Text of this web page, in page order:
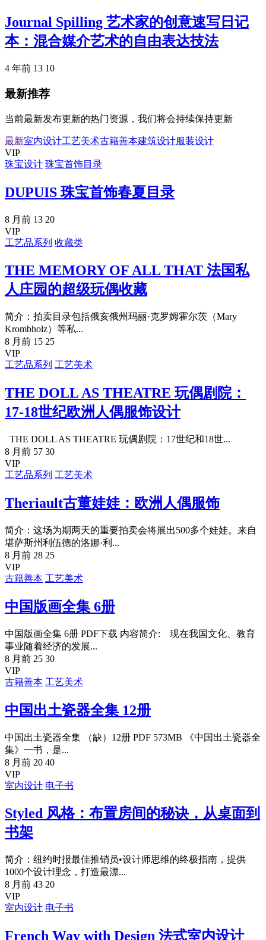
Journal Spilling 艺术家的创意速写日记
本：混合媒介艺术的自由表达技法
4 年前 13 10
最新推荐
当前最新发布更新的热门资源，我们将会持续保持更新
最新室内设计工艺美术古籍善本建筑设计服装设计
VIP
珠宝设计 珠宝首饰目录
DUPUIS 珠宝首饰春夏目录
8 月前 13 20
VIP
工艺品系列 收藏类
THE MEMORY OF ALL THAT 法国私
人庄园的超级玩偶收藏
简介：拍卖目录包括俄亥俄州玛丽·克罗姆霍尔茨（Mary
Krombholz）等私...
8 月前 15 25
VIP
工艺品系列 工艺美术
THE DOLL AS THEATRE 玩偶剧院：
17-18世纪欧洲人偶服饰设计
THE DOLL AS THEATRE 玩偶剧院：17世纪和18世...
8 月前 57 30
VIP
工艺品系列 工艺美术
Theriault古董娃娃：欧洲人偶服饰
简介：这场为期两天的重要拍卖会将展出500多个娃娃。来自
堪萨斯州利伍德的洛娜·利...
8 月前 28 25
VIP
古籍善本 工艺美术
中国版画全集 6册
中国版画全集 6册 PDF下载 内容简介: 现在我国文化、教育
事业随着经济的发展...
8 月前 25 30
VIP
古籍善本 工艺美术
中国出土瓷器全集 12册
中国出土瓷器全集 （缺）12册 PDF 573MB 《中国出土瓷器全
集》一书，是...
8 月前 20 40
VIP
室内设计 电子书
Styled 风格：布置房间的秘诀，从桌面到
书架
简介：纽约时报最佳推销员•设计师思维的终极指南，提供
1000个设计理念，打造最漂...
8 月前 43 20
VIP
室内设计 电子书
French Way with Design 法式室内设计